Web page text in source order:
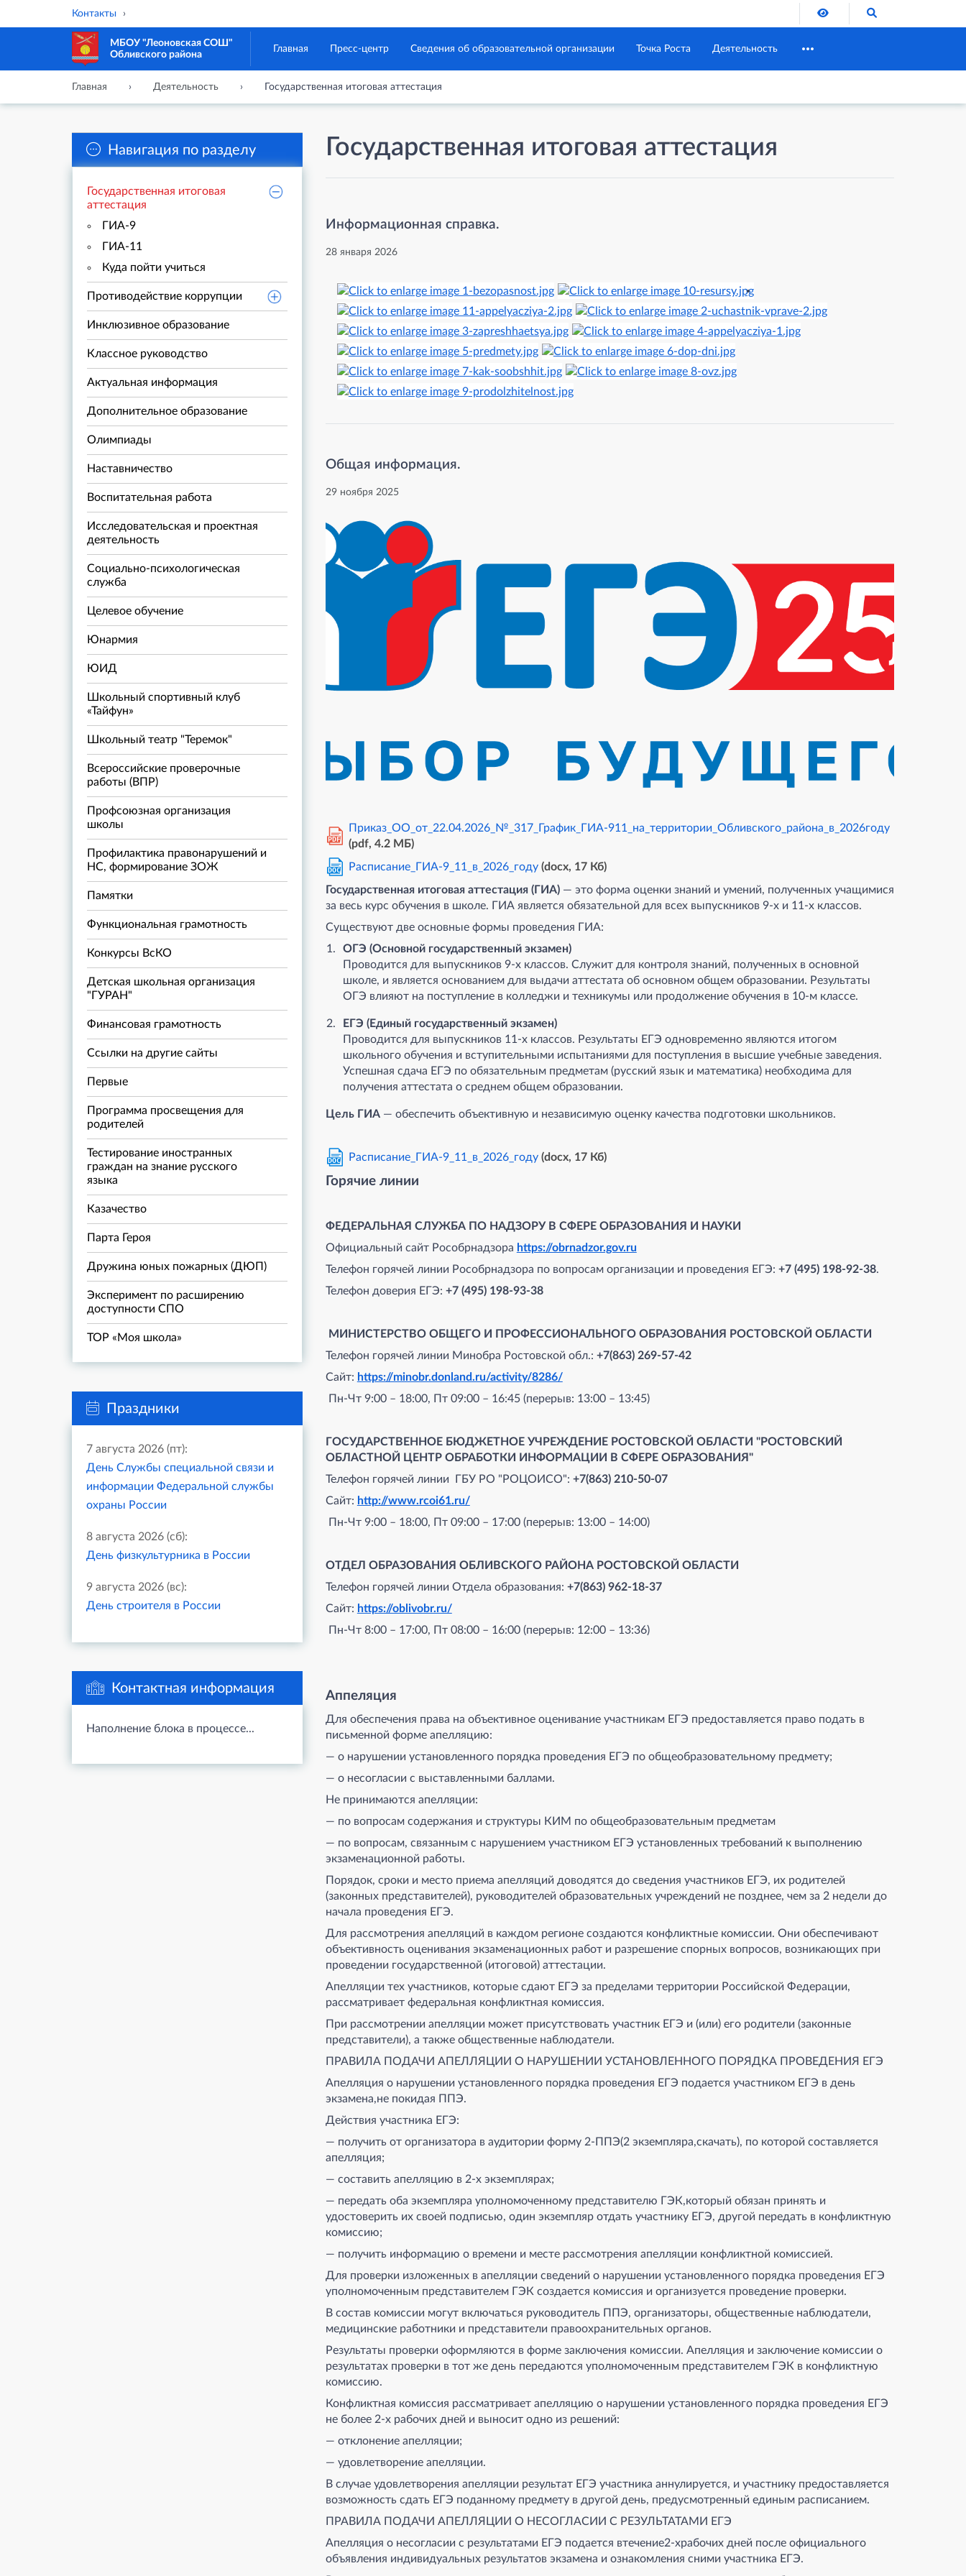
Контакты Версия для слабовидящих
МБОУ "Леоновская СОШ"
Обливского района
Главная Пресс-центр Сведения об образовательной организации Точка Роста Деятельность
Главная Деятельность Государственная итоговая аттестация
Навигация по разделу
Государственная итоговая
аттестация
ГИА-9
ГИА-11
Куда пойти учиться
Противодействие коррупции
Инклюзивное образование
Классное руководство
Актуальная информация
Дополнительное образование
Олимпиады
Наставничество
Воспитательная работа
Исследовательская и проектная
деятельность
Социально-психологическая
служба
Целевое обучение
Юнармия
ЮИД
Школьный спортивный клуб
«Тайфун»
Школьный театр "Теремок"
Всероссийские проверочные
работы (ВПР)
Профсоюзная организация
школы
Профилактика правонарушений и
НС, формирование ЗОЖ
Памятки
Функциональная грамотность
Конкурсы ВсКО
Детская школьная организация
"ГУРАН"
Финансовая грамотность
Ссылки на другие сайты
Первые
Программа просвещения для
родителей
Тестирование иностранных
граждан на знание русского
языка
Казачество
Парта Героя
Дружина юных пожарных (ДЮП)
Эксперимент по расширению
доступности СПО
ТОР «Моя школа»
Праздники
7 августа 2026 (пт):
День Службы специальной связи и
информации Федеральной службы
охраны России
8 августа 2026 (сб):
День физкультурника в России
9 августа 2026 (вс):
День строителя в России
Контактная информация
Наполнение блока в процессе...
Государственная итоговая аттестация
Информационная справка.
28 января 2026
Общая информация.
29 ноября 2025
PDF
Приказ_ОО_от_22.04.2026_№_317_График_ГИА-911_на_территории_Обливского_района_в_2026году
(pdf, 4.2 MБ)
DOC Расписание_ГИА-9_11_в_2026_году (docx, 17 Кб)
Государственная итоговая аттестация (ГИА)— это форма оценки знаний и умений, полученных учащимися
за весь курс обучения в школе. ГИА является обязательной для всех выпускников 9-х и 11-х классов.
Существуют две основные формы проведения ГИА:
ОГЭ (Основной государственный экзамен)
Проводится для выпускников 9-х классов. Служит для контроля знаний, полученных в основной
школе, и является основанием для выдачи аттестата об основном общем образовании. Результаты
ОГЭ влияют на поступление в колледжи и техникумы или продолжение обучения в 10-м классе.
ЕГЭ (Единый государственный экзамен)
Проводится для выпускников 11-х классов. Результаты ЕГЭ одновременно являются итогом
школьного обучения и вступительными испытаниями для поступления в высшие учебные заведения.
Успешная сдача ЕГЭ по обязательным предметам (русский язык и математика) необходима для
получения аттестата о среднем общем образовании.
Цель ГИА— обеспечить объективную и независимую оценку качества подготовки школьников.
DOC Расписание_ГИА-9_11_в_2026_году (docx, 17 Кб)
Горячие линии
ФЕДЕРАЛЬНАЯ СЛУЖБА ПО НАДЗОРУ В СФЕРЕ ОБРАЗОВАНИЯ И НАУКИ
Официальный сайт Рособрнадзора https://obrnadzor.gov.ru
Телефон горячей линии Рособрнадзора по вопросам организации и проведения ЕГЭ: +7 (495) 198-92-38.
Телефон доверия ЕГЭ: +7 (495) 198-93-38
МИНИСТЕРСТВО ОБЩЕГО И ПРОФЕССИОНАЛЬНОГО ОБРАЗОВАНИЯ РОСТОВСКОЙ ОБЛАСТИ
Телефон горячей линии Минобра Ростовской обл.: +7(863) 269-57-42
Сайт: https://minobr.donland.ru/activity/8286/
Пн-Чт 9:00 – 18:00, Пт 09:00 – 16:45 (перерыв: 13:00 – 13:45)
ГОСУДАРСТВЕННОЕ БЮДЖЕТНОЕ УЧРЕЖДЕНИЕ РОСТОВСКОЙ ОБЛАСТИ "РОСТОВСКИЙ
ОБЛАСТНОЙ ЦЕНТР ОБРАБОТКИ ИНФОРМАЦИИ В СФЕРЕ ОБРАЗОВАНИЯ"
Телефон горячей линии ГБУ РО "РОЦОИСО": +7(863) 210-50-07
Сайт: http://www.rcoi61.ru/
Пн-Чт 9:00 – 18:00, Пт 09:00 – 17:00 (перерыв: 13:00 – 14:00)
ОТДЕЛ ОБРАЗОВАНИЯ ОБЛИВСКОГО РАЙОНА РОСТОВСКОЙ ОБЛАСТИ
Телефон горячей линии Отдела образования: +7(863) 962-18-37
Сайт: https://oblivobr.ru/
Пн-Чт 8:00 – 17:00, Пт 08:00 – 16:00 (перерыв: 12:00 – 13:36)
Аппеляция
Для обеспечения права на объективное оценивание участникам ЕГЭ предоставляется право подать в
письменной форме апелляцию:
— о нарушении установленного порядка проведения ЕГЭ по общеобразовательному предмету;
— о несогласии с выставленными баллами.
Не принимаются апелляции:
— по вопросам содержания и структуры КИМ по общеобразовательным предметам
— по вопросам, связанным с нарушением участником ЕГЭ установленных требований к выполнению
экзаменационной работы.
Порядок, сроки и место приема апелляций доводятся до сведения участников ЕГЭ, их родителей
(законных представителей), руководителей образовательных учреждений не позднее, чем за 2 недели до
начала проведения ЕГЭ.
Для рассмотрения апелляций в каждом регионе создаются конфликтные комиссии. Они обеспечивают
объективность оценивания экзаменационных работ и разрешение спорных вопросов, возникающих при
проведении государственной (итоговой) аттестации.
Апелляции тех участников, которые сдают ЕГЭ за пределами территории Российской Федерации,
рассматривает федеральная конфликтная комиссия.
При рассмотрении апелляции может присутствовать участник ЕГЭ и (или) его родители (законные
представители), а также общественные наблюдатели.
ПРАВИЛА ПОДАЧИ АПЕЛЛЯЦИИ О НАРУШЕНИИ УСТАНОВЛЕННОГО ПОРЯДКА ПРОВЕДЕНИЯ ЕГЭ
Апелляция о нарушении установленного порядка проведения ЕГЭ подается участником ЕГЭ в день
экзамена,не покидая ППЭ.
Действия участника ЕГЭ:
— получить от организатора в аудитории форму 2-ППЭ(2 экземпляра,скачать), по которой составляется
апелляция;
— составить апелляцию в 2-х экземплярах;
— передать оба экземпляра уполномоченному представителю ГЭК,который обязан принять и
удостоверить их своей подписью, один экземпляр отдать участнику ЕГЭ, другой передать в конфликтную
комиссию;
— получить информацию о времени и месте рассмотрения апелляции конфликтной комиссией.
Для проверки изложенных в апелляции сведений о нарушении установленного порядка проведения ЕГЭ
уполномоченным представителем ГЭК создается комиссия и организуется проведение проверки.
В состав комиссии могут включаться руководитель ППЭ, организаторы, общественные наблюдатели,
медицинские работники и представители правоохранительных органов.
Результаты проверки оформляются в форме заключения комиссии. Апелляция и заключение комиссии о
результатах проверки в тот же день передаются уполномоченным представителем ГЭК в конфликтную
комиссию.
Конфликтная комиссия рассматривает апелляцию о нарушении установленного порядка проведения ЕГЭ
не более 2-х рабочих дней и выносит одно из решений:
— отклонение апелляции;
— удовлетворение апелляции.
В случае удовлетворения апелляции результат ЕГЭ участника аннулируется, и участнику предоставляется
возможность сдать ЕГЭ поданному предмету в другой день, предусмотренный единым расписанием.
ПРАВИЛА ПОДАЧИ АПЕЛЛЯЦИИ О НЕСОГЛАСИИ С РЕЗУЛЬТАТАМИ ЕГЭ
Апелляция о несогласии с результатами ЕГЭ подается втечение2-храбочих дней после официального
объявления индивидуальных результатов экзамена и ознакомления сними участника ЕГЭ.